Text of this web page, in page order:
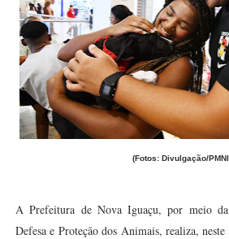
(Fotos: Divulgação/
A Prefeitura de Nova Iguaçu, por meio
Defesa e Proteção dos Animais, realiza,